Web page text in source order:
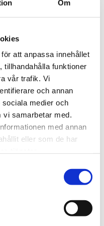
Om
att anpassa innehållet
tillhandahålla funktioner
vår trafik. Vi
och annan
medier och
vi samarbetar med.
med annan
eller som de har
membran av
kan exempelvis
lätt förorenade
högre
en kylfläns upp till
till 0...400 bar
2-tråd, 4...20 mA 3-
3/4, G 1